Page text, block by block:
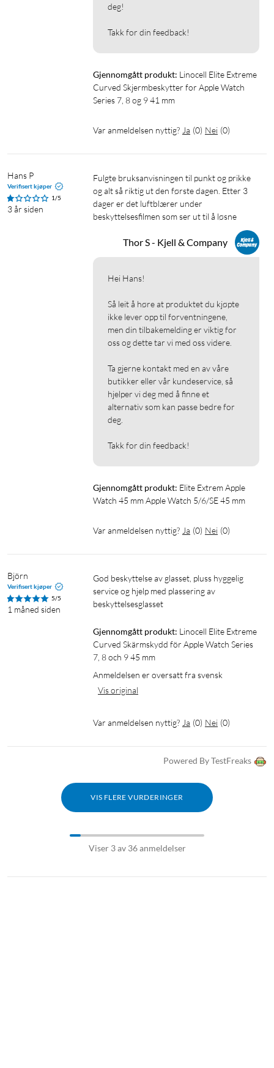
deg!
Takk for din feedback!
Gjennomgått produkt: Linocell Elite Extreme
Curved Skjermbeskytter for Apple Watch
Series 7, 8 og 9 41 mm
Var anmeldelsen nyttig? Ja (0) Nei (0)
Hans P
Verifisert kjøper
1/5
3 år siden
Fulgte bruksanvisningen til punkt og prikke
og alt så riktig ut den første dagen. Etter 3
dager er det luftblærer under
beskyttelsesfilmen som ser ut til å løsne
Thor S - Kjell & Company
Hei Hans!
Så leit å høre at produktet du kjøpte
ikke lever opp til forventningene,
men din tilbakemelding er viktig for
oss og dette tar vi med oss videre.
Ta gjerne kontakt med en av våre
butikker eller vår kundeservice, så
hjelper vi deg med å finne et
alternativ som kan passe bedre for
deg.
Takk for din feedback!
Gjennomgått produkt: Elite Extrem Apple
Watch 45 mm Apple Watch 5/6/SE 45 mm
Var anmeldelsen nyttig? Ja (0) Nei (0)
Björn
Verifisert kjøper
5/5
1 måned siden
God beskyttelse av glasset, pluss hyggelig
service og hjelp med plassering av
beskyttelsesglasset
Gjennomgått produkt: Linocell Elite Extreme
Curved Skärmskydd för Apple Watch Series
7, 8 och 9 45 mm
Anmeldelsen er oversatt fra svensk
Vis original
Var anmeldelsen nyttig? Ja (0) Nei (0)
Powered By TestFreaks
VIS FLERE VURDERINGER
Viser 3 av 36 anmeldelser